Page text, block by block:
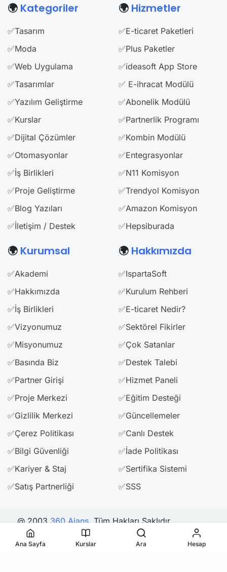
🌍 Kategoriler
✅Tasarım
✅Moda
✅Web Uygulama
✅Tasarımlar
✅Yazılım Geliştirme
✅Kurslar
✅Dijital Çözümler
✅Otomasyonlar
✅İş Birlikleri
✅Proje Geliştirme
✅Blog Yazıları
✅İletişim / Destek
🌍 Hizmetler
✅E-ticaret Paketleri
✅Plus Paketler
✅ideasoft App Store
✅ E-ihracat Modülü
✅Abonelik Modülü
✅Partnerlik Programı
✅Kombin Modülü
✅Entegrasyonlar
✅N11 Komisyon
✅Trendyol Komisyon
✅Amazon Komisyon
✅Hepsiburada
🌍 Kurumsal
✅Akademi
✅Hakkımızda
✅İş Birlikleri
✅Vizyonumuz
✅Misyonumuz
✅Basında Biz
✅Partner Girişi
✅Proje Merkezi
✅Gizlilik Merkezi
✅Çerez Politikası
✅Bilgi Güvenliği
✅Kariyer & Staj
✅Satış Partnerliği
🌍 Hakkımızda
✅IspartaSoft
✅Kurulum Rehberi
✅E-ticaret Nedir?
✅Sektörel Fikirler
✅Çok Satanlar
✅Destek Talebi
✅Hizmet Paneli
✅Eğitim Desteği
✅Güncellemeler
✅Canlı Destek
✅İade Politikası
✅Sertifika Sistemi
✅SSS
@ 2003 360 Ajans. Tüm Hakları Saklıdır.
Ana Sayfa Kurslar Ara Hesap